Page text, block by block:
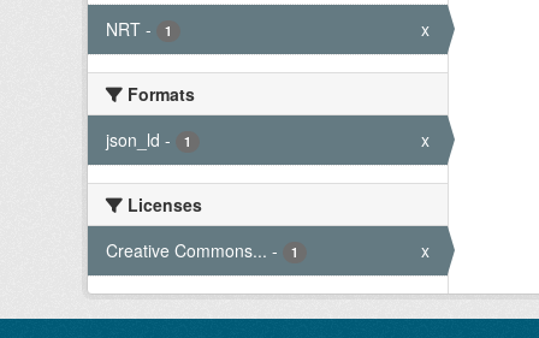
NRT - 1 x
Formats
json_ld - 1 x
Licenses
Creative Commons... - 1 x